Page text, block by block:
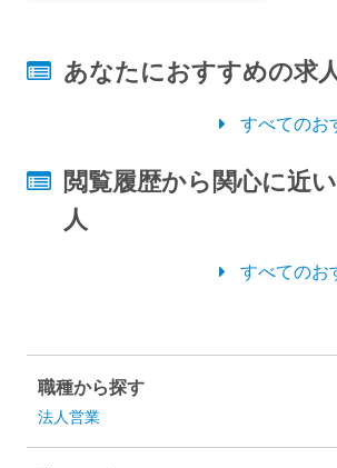
あなたにおすすめの求
すべてのお
閲覧履歴から関心に近
人
すべてのお
職種から探す
法人営業